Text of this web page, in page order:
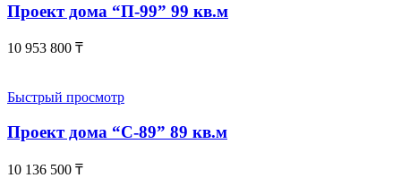
Проект дома “П-99” 99 кв.м
10 953 800 ₸
Быстрый просмотр
Проект дома “С-89” 89 кв.м
10 136 500 ₸